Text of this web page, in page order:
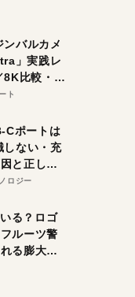
5選。
こ！
バルカメ
」実践レ
8K比較・ズ
をチェッ
ト
Cポートは
しない・充
と正しい
ロジー
る？ロゴ
ルーツ警
る膨大な
対象は非